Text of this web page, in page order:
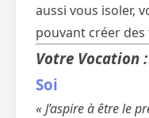
aussi vous isoler,
pouvant créer
Votre Vocation :
Soi
« J’aspire à être le